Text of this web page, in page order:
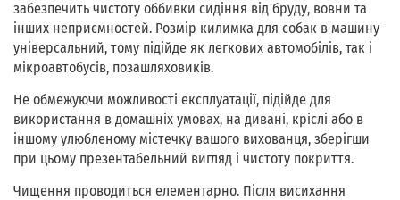
забезпечить чистоту оббивки сидіння від бруду, вовни та
інших неприємностей. Розмір килимка для собак в машину
універсальний, тому підійде як легкових автомобілів, так і
мікроавтобусів, позашляховиків.
Не обмежуючи можливості експлуатації, підійде для
використання в домашніх умовах, на дивані, кріслі або в
іншому улюбленому містечку вашого вихованця, зберігши
при цьому презентабельний вигляд і чистоту покриття.
Чищення проводиться елементарно. Після висихання